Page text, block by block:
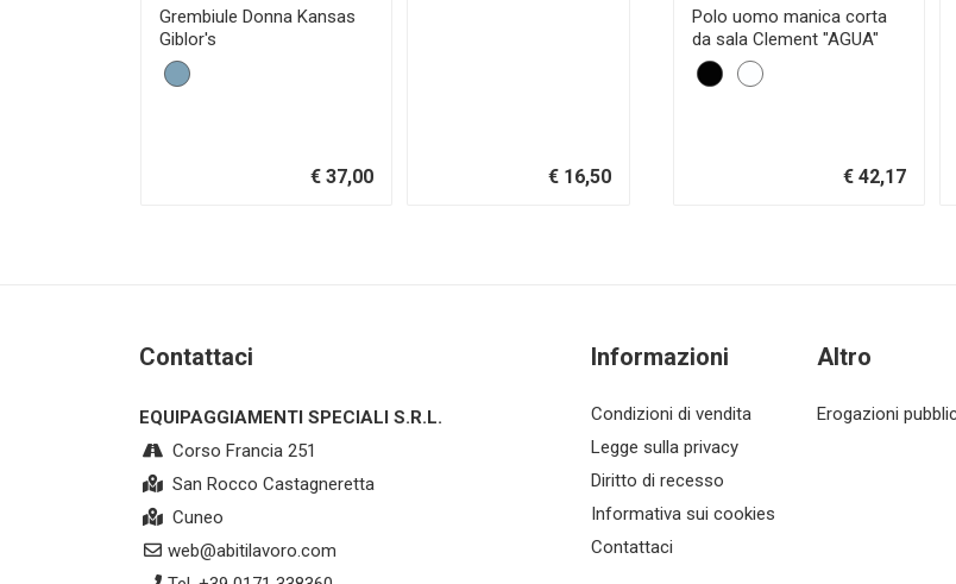
Grembiule Donna Kansas
Giblor's
€ 37,00 € 16,50
Polo uomo manica corta
da sala Clement "AGUA"
€ 42,17
Contattaci
EQUIPAGGIAMENTI SPECIALI S.R.L.
Corso Francia 251
San Rocco Castagneretta
Cuneo
web@abitilavoro.com
Informazioni
Condizioni di vendita
Legge sulla privacy
Diritto di recesso
Informativa sui cookies
Contattaci
Altro
Erogazioni